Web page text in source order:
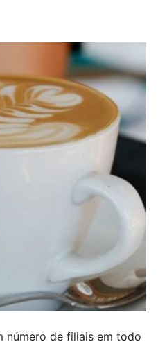
número de filiais em todo